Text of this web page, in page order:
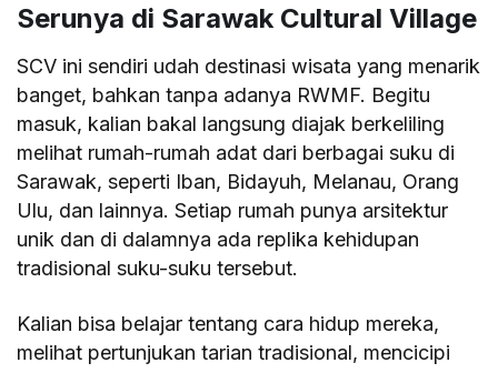
Serunya di Sarawak Cultural Village
SCV ini sendiri udah destinasi wisata yang menarik
banget, bahkan tanpa adanya RWMF. Begitu
masuk, kalian bakal langsung diajak berkeliling
melihat rumah-rumah adat dari berbagai suku di
Sarawak, seperti Iban, Bidayuh, Melanau, Orang
Ulu, dan lainnya. Setiap rumah punya arsitektur
unik dan di dalamnya ada replika kehidupan
tradisional suku-suku tersebut.
Kalian bisa belajar tentang cara hidup mereka,
melihat pertunjukan tarian tradisional, mencicipi